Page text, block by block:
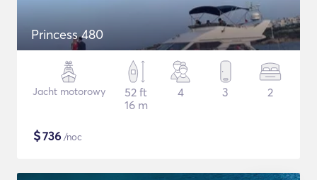
Princess 480
Jacht motorowy
52 ft
16 m
4 3 2
$736 /noc